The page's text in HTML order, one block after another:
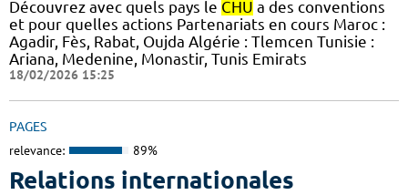
Découvrez avec quels pays le CHU a des conventions
et pour quelles actions Partenariats en cours Maroc :
Agadir, Fès, Rabat, Oujda Algérie : Tlemcen Tunisie :
Ariana, Medenine, Monastir, Tunis Emirats
18/02/2026 15:25
PAGES
relevance: 89%
Relations internationales